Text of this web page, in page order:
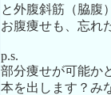
と外腹斜筋（脇腹
お腹痩せも、忘
p.s.
部分痩せが可能か
本を出します？み